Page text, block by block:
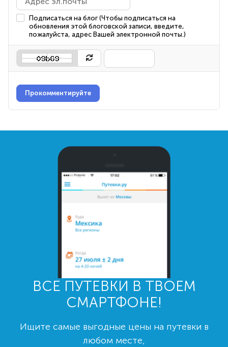
Подписаться на блог (Чтобы подписаться на
обновления этой блоговской записи, введите,
пожалуйста, адрес Вашей электронной почты.)
Прокомментируйте
ВСЕ ПУТЕВКИ В ТВОЕМ
СМАРТФОНЕ!
Ищите самые выгодные цены на путевки в
любом месте,